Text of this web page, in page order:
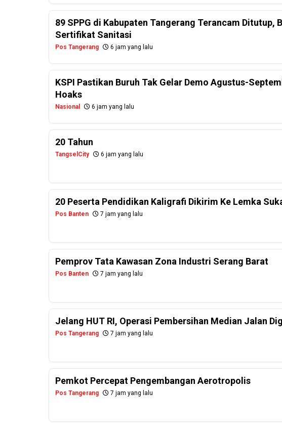
89 SPPG di Kabupaten Tangerang Terancam Ditutup,
Sertifikat Sanitasi
Pos Tangerang 6 jam yang lalu
KSPI Pastikan Buruh Tak Gelar Demo Agustus-
Hoaks
Nasional 6 jam yang lalu
20 Tahun
TangselCity 6 jam yang lalu
20 Peserta Pendidikan Kaligrafi Dikirim Ke Lemka
Pos Banten 7 jam yang lalu
Pemprov Tata Kawasan Zona Industri Serang Barat
Pos Banten 7 jam yang lalu
Jelang HUT RI, Operasi Pembersihan Median Jalan
Pos Tangerang 7 jam yang lalu
Pemkot Percepat Pengembangan Aerotropolis
Pos Tangerang 7 jam yang lalu